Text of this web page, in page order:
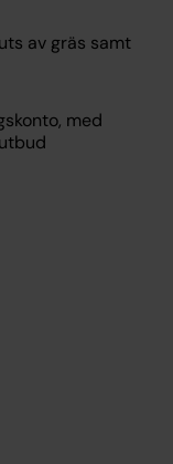
av gräs samt
med